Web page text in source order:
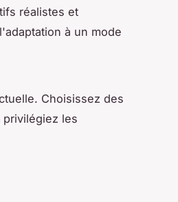
réalistes et
à un mode
Choisissez des
les